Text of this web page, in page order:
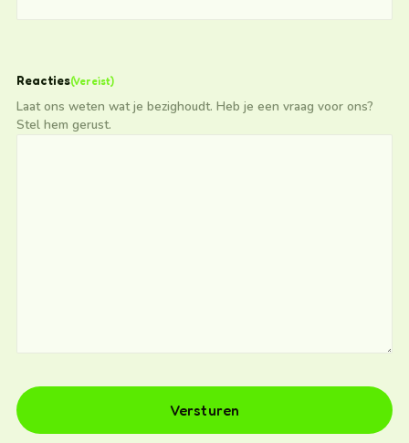
Reacties(Vereist)
Laat ons weten wat je bezighoudt. Heb je een vraag voor ons?
Stel hem gerust.
Versturen